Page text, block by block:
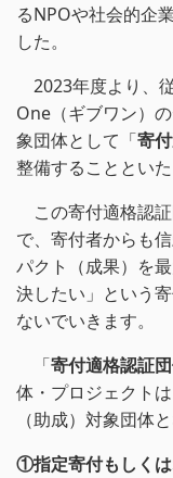
るNPOや社会的企
した。
2023年度より、
One（ギブワン）
象団体として「寄
整備することといた
この寄付適格認
で、寄付者からも
パクト（成果）を
決したい」という
ないでいきます。
「寄付適格認証
体・プロジェクト
（助成）対象団体
①指定寄付もしく